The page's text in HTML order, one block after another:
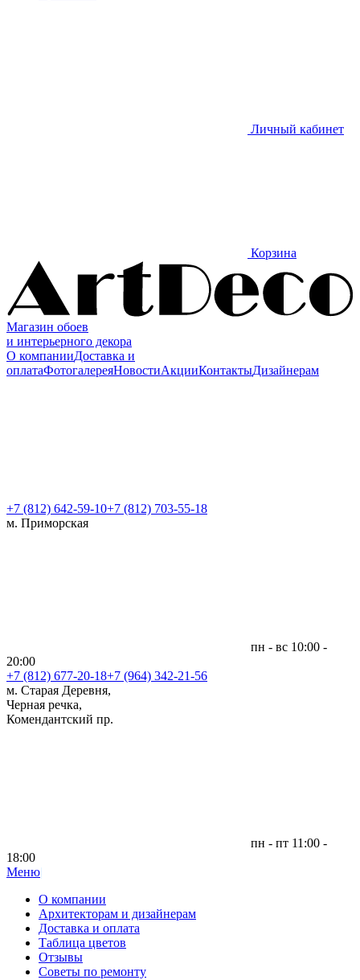
Личный кабинет
Корзина
Магазин обоев
и интерьерного декора
О компанииДоставка и
оплатаФотогалереяНовостиАкцииКонтактыДизайнерам
+7 (812) 642-59-10+7 (812) 703-55-18
м. Приморская
пн - вс 10:00 -
20:00
+7 (812) 677-20-18+7 (964) 342-21-56
м. Старая Деревня,
Черная речка,
Комендантский пр.
пн - пт 11:00 -
18:00
Меню|
О компании
Архитекторам и дизайнерам
Доставка и оплата
Таблица цветов
Отзывы
Советы по ремонту